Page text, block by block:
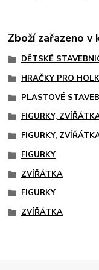
Zboží zařazeno v
DĚTSKÉ
HRAČKY PRO
PLASTOVÉ
FIGURKY,
FIGURKY,
FIGURKY
ZVÍŘÁTKA
FIGURKY
ZVÍŘÁTKA